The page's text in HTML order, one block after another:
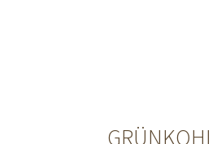
GRÜNKOHL